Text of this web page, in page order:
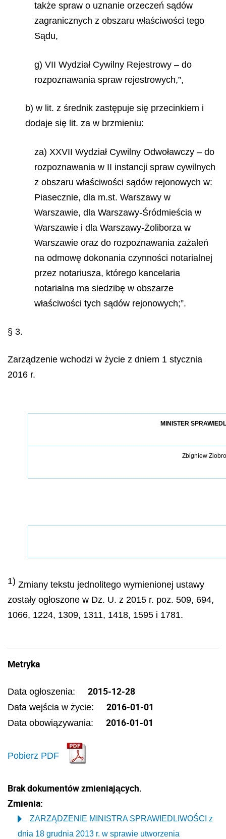
także spraw o uznanie orzeczeń sądów
zagranicznych z obszaru właściwości tego
Sądu,
g) VII Wydział Cywilny Rejestrowy – do
rozpoznawania spraw rejestrowych,”,
b) w lit. z średnik zastępuje się przecinkiem i
dodaje się lit. za w brzmieniu:
za) XXVII Wydział Cywilny Odwoławczy – do
rozpoznawania w II instancji spraw cywilnych
z obszaru właściwości sądów rejonowych w:
Piasecznie, dla m.st. Warszawy w
Warszawie, dla Warszawy-Śródmieścia w
Warszawie i dla Warszawy-Żoliborza w
Warszawie oraz do rozpoznawania zażaleń
na odmowę dokonania czynności notarialnej
przez notariusza, którego kancelaria
notarialna ma siedzibę w obszarze
właściwości tych sądów rejonowych;”.
§ 3.
Zarządzenie wchodzi w życie z dniem 1 stycznia
2016 r.
MINISTER
Zbigniew Ziobro
1) Zmiany tekstu jednolitego wymienionej ustawy
zostały ogłoszone w Dz. U. z 2015 r. poz. 509, 694,
1066, 1224, 1309, 1311, 1418, 1595 i 1781.
Metryka
Data ogłoszenia: 2015-12-28
Data wejścia w życie: 2016-01-01
Data obowiązywania: 2016-01-01
Pobierz PDF
Brak dokumentów zmieniających.
Zmienia:
ZARZĄDZENIE MINISTRA SPRAWIEDLIWOŚCI z
dnia 18 grudnia 2013 r. w sprawie utworzenia